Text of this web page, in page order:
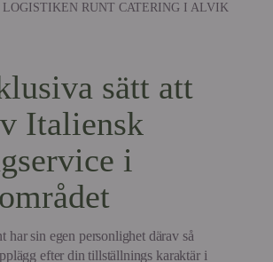
RUNT CATERING I ALVIK
sätt att
Italiensk
i
har sin egen personlighet därav så
efter din tillställnings karaktär i